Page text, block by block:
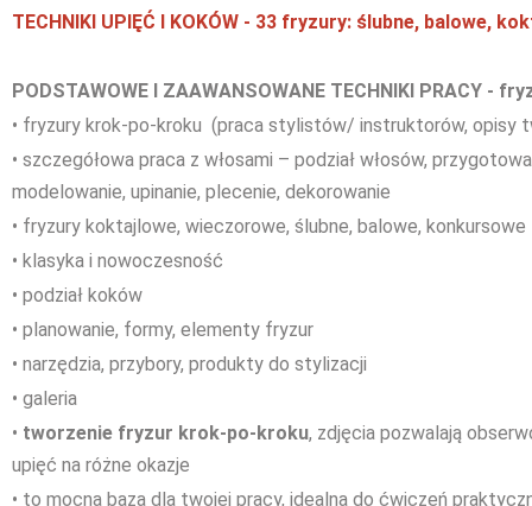
TECHNIKI UPIĘĆ I KOKÓW - 33 fryzury: ślubne, balowe,
PODSTAWOWE I ZAAWANSOWANE TECHNIKI PRACY -
• fryzury krok-po-kroku (praca stylistów/ instruktorów, opisy
• szczegółowa praca z włosami – podział włosów,
modelowanie, upinanie, plecenie, dekorowanie
• fryzury koktajlowe, wieczorowe, ślubne, balowe, konkursowe
• klasyka i nowoczesność
• podział koków
• planowanie, formy, elementy fryzur
• narzędzia, przybory, produkty do stylizacji
• galeria
• tworzenie fryzur krok-po-kroku, zdjęcia pozwalają
upięć na różne okazje
• to mocna baza dla twojej pracy, idealna do ćwiczeń